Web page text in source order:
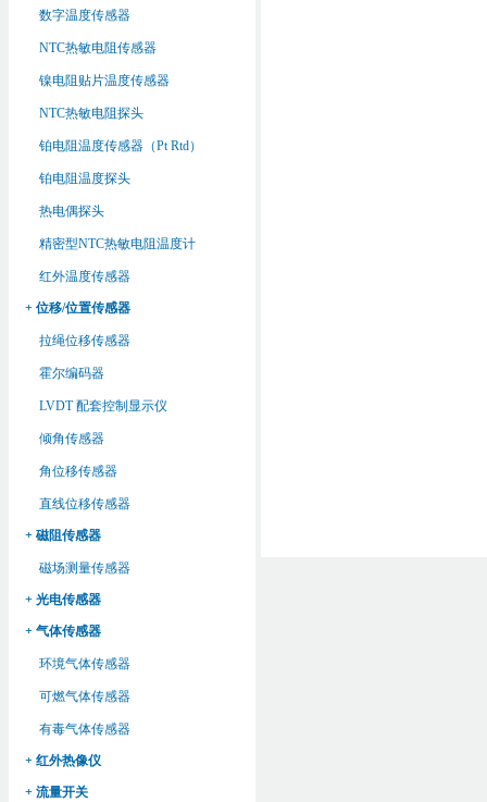
数字温度传感器
NTC热敏电阻传感器
镍电阻贴片温度传感器
NTC热敏电阻探头
铂电阻温度传感器（Pt Rtd）
铂电阻温度探头
热电偶探头
精密型NTC热敏电阻温度计
红外温度传感器
+ 位移/位置传感器
拉绳位移传感器
霍尔编码器
LVDT 配套控制显示仪
倾角传感器
角位移传感器
直线位移传感器
+ 磁阻传感器
磁场测量传感器
+ 光电传感器
+ 气体传感器
环境气体传感器
可燃气体传感器
有毒气体传感器
+ 红外热像仪
+ 流量开关